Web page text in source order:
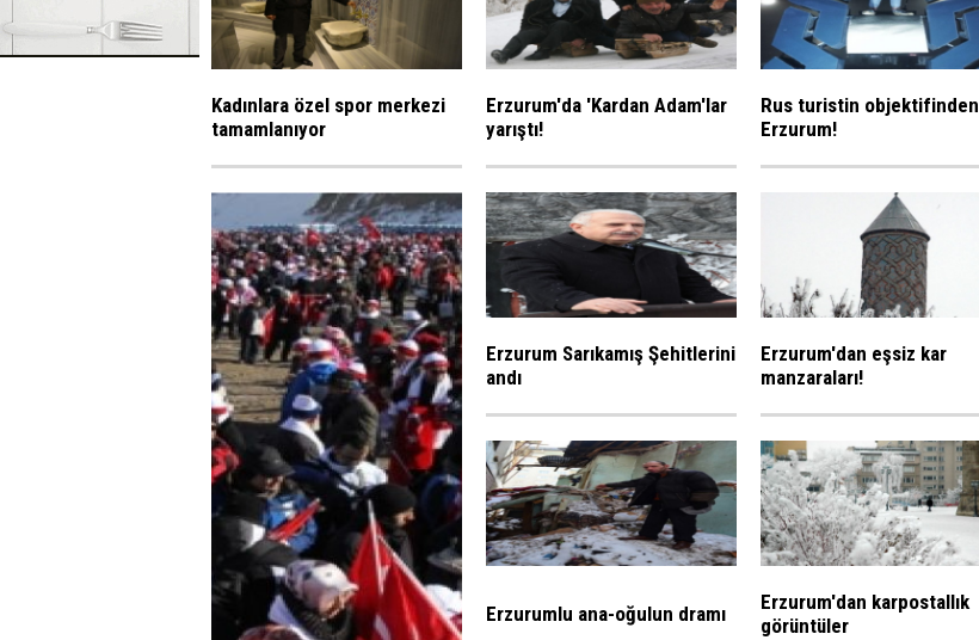
Kadınlara özel spor merkezi
tamamlanıyor
Erzurum'da 'Kardan Adam'lar
yarıştı!
Rus turistin objektifinden
Erzurum!
Erzurum Sarıkamış Şehitlerini
andı
Erzurum'dan eşsiz kar
manzaraları!
Erzurumlu ana-oğulun dramı
Erzurum'dan karpostallık
görüntüler